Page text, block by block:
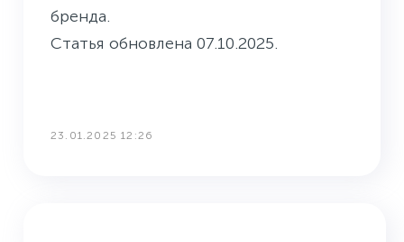
бренда.
Статья обновлена 07.10.2025.
23.01.2025 12:26